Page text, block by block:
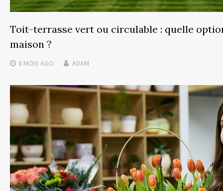
Toit-terrasse vert ou circulable : quelle
maison ?
8 MOIS AGO ADAM